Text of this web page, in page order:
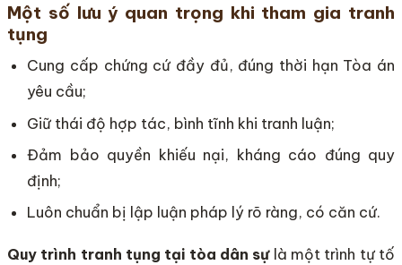
Một số lưu ý quan trọng khi tham gia tranh
tụng
Cung cấp chứng cứ đầy đủ, đúng thời hạn Tòa án
yêu cầu;
Giữ thái độ hợp tác, bình tĩnh khi tranh luận;
Đảm bảo quyền khiếu nại, kháng cáo đúng quy
định;
Luôn chuẩn bị lập luận pháp lý rõ ràng, có căn cứ.
Quy trình tranh tụng tại tòa dân sựlà một trình tự tố